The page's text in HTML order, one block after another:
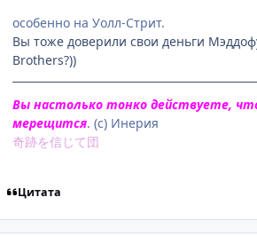
особенно на Уолл-Стрит.
Вы тоже доверили свои деньги
Brothers?))
Вы настолько тонко действуете,
мерещится. (с) Инерия
奇跡を信じて団
Цитата